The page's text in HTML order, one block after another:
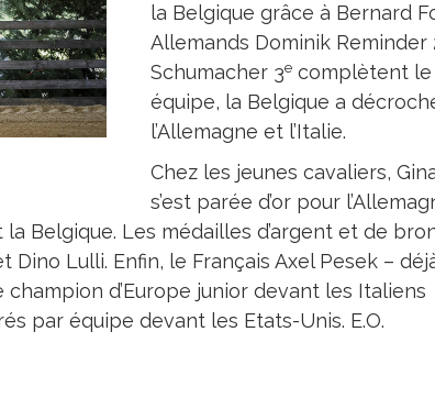
la Belgique grâce à Bernard
Allemands Dominik Reminder
Schumacher 3ecomplètent le
équipe, la Belgique a
l’Allemagne et l’Italie.
Chez les jeunes cavaliers,
s’est parée d’or pour
Belgique. Les médailles d’argent et de
Dino Lulli. Enfin, le Français Axel Pesek –
d’Europe junior devant les
par équipe devant les Etats-Unis. E.O.